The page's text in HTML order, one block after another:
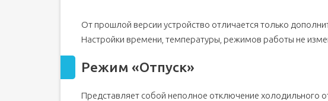
От прошлой версии устройство отличается только
Настройки времени, температуры, режимов работы не
Режим «Отпуск»
Представляет собой неполное отключение холодильного